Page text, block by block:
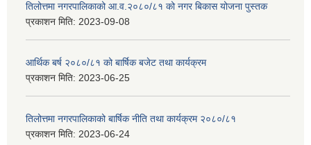
तिलोत्तमा नगरपालिकाको आ.व.२०८०/८१ को नगर बिकास योजना पुस्तक
प्रकाशन मिति: 2023-09-08
आर्थिक बर्ष २०८०/८१ को बार्षिक बजेट तथा कार्यक्रम
प्रकाशन मिति: 2023-06-25
तिलोत्तमा नगरपालिकाको बार्षिक नीति तथा कार्यक्रम २०८०/८१
प्रकाशन मिति: 2023-06-24